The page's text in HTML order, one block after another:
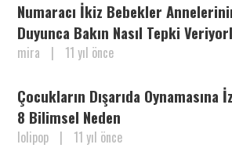
Numaracı İkiz Bebekler
Duyunca Bakın Nasıl Tepki
mira | 11 yıl önce
Çocukların Dışarıda
8 Bilimsel Neden
lolipop | 11 yıl önce